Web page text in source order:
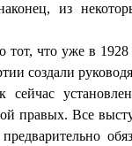
из
что уже в 1928
создали
правых. Все